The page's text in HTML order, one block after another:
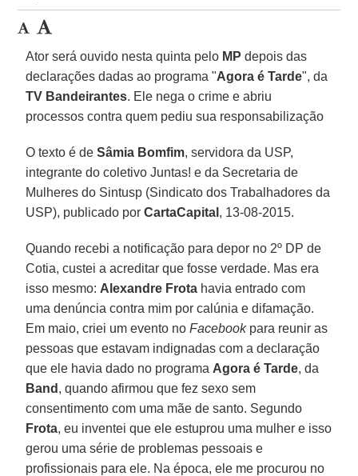
Ator será ouvido nesta quinta pelo MP depois das
declarações dadas ao programa "Agora é Tarde", da
TV Bandeirantes. Ele nega o crime e abriu
processos contra quem pediu sua responsabilização
O texto é deSâmia Bomfim, servidora da USP,
integrante do coletivo Juntas! e da Secretaria de
Mulheres do Sintusp (Sindicato dos Trabalhadores da
USP), publicado porCartaCapital , 13-08-2015.
Quando recebi a notificação para depor no 2º DP de
Cotia, custei a acreditar que fosse verdade. Mas era
isso mesmo: Alexandre Frota havia entrado com
uma denúncia contra mim por calúnia e difamação.
Em maio, criei um evento noFacebookpara reunir as
pessoas que estavam indignadas com a declaração
que ele havia dado no programa Agora é Tarde, da
Band , quando afirmou que fez sexo sem
consentimento com uma mãe de santo. Segundo
Frota, eu inventei que ele estuprou uma mulher e isso
gerou uma série de problemas pessoais e
profissionais para ele. Na época, ele me procurou no